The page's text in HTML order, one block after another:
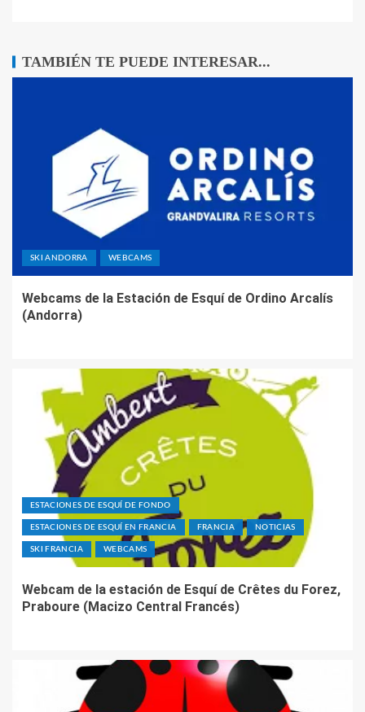
TAMBIÉN TE PUEDE INTERESAR...
SKI ANDORRA WEBCAMS
Webcams de la Estación de Esquí de Ordino Arcalís
(Andorra)
ESTACIONES DE ESQUÍ DE FONDO
ESTACIONES DE ESQUÍ EN FRANCIA FRANCIA NOTICIAS
SKI FRANCIA WEBCAMS
Webcam de la estación de Esquí de Crêtes du Forez,
Praboure (Macizo Central Francés)